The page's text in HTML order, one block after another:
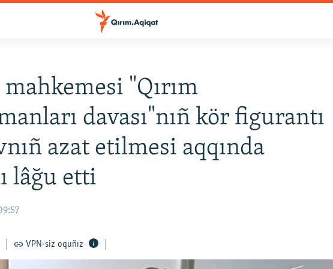
"Qırım
davası"nıñ kör figurantı
azat etilmesi aqqında
lâğu etti
VPN-siz oquñız